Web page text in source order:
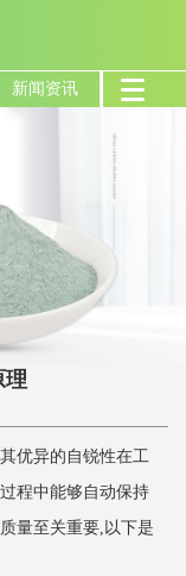
新闻资讯
理
优异的自锐性在工
程中能够自动保持
量至关重要,以下是